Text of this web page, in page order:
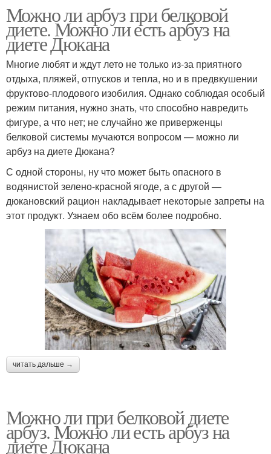
Можно ли арбуз при белковой
диете. Можно ли есть арбуз на
диете Дюкана
Многие любят и ждут лето не только из-за приятного
отдыха, пляжей, отпусков и тепла, но и в предвкушении
фруктово-плодового изобилия. Однако соблюдая особый
режим питания, нужно знать, что способно навредить
фигуре, а что нет; не случайно же приверженцы
белковой системы мучаются вопросом — можно ли
арбуз на диете Дюкана?
С одной стороны, ну что может быть опасного в
водянистой зелено-красной ягоде, а с другой —
дюкановский рацион накладывает некоторые запреты на
этот продукт. Узнаем обо всём более подробно.
читать дальше →
Можно ли при белковой диете
арбуз. Можно ли есть арбуз на
диете Дюкана